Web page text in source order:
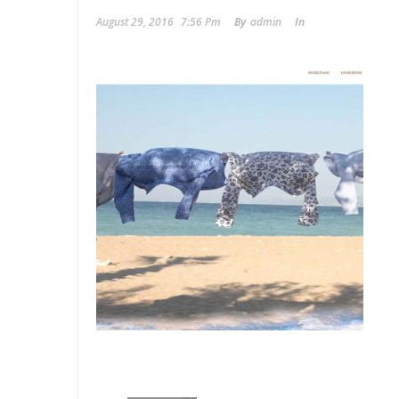
August 29, 2016 7:56 Pm By Admin In